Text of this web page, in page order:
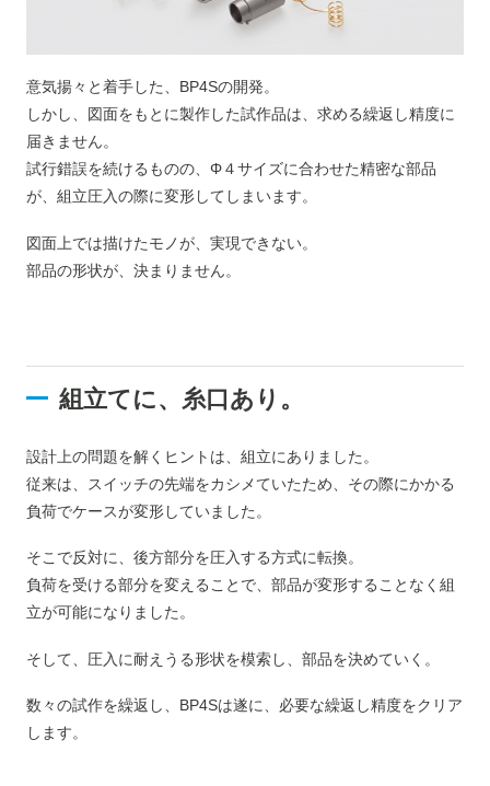
意気揚々と着手した、BP4Sの開発。
しかし、図面をもとに製作した試作品は、求める繰返し精度に
届きません。
試行錯誤を続けるものの、Φ４サイズに合わせた精密な部品
が、組立圧入の際に変形してしまいます。
図面上では描けたモノが、実現できない。
部品の形状が、決まりません。
組立てに、糸口あり。
設計上の問題を解くヒントは、組立にありました。
従来は、スイッチの先端をカシメていたため、その際にかかる
負荷でケースが変形していました。
そこで反対に、後方部分を圧入する方式に転換。
負荷を受ける部分を変えることで、部品が変形することなく組
立が可能になりました。
そして、圧入に耐えうる形状を模索し、部品を決めていく。
数々の試作を繰返し、BP4Sは遂に、必要な繰返し精度をクリア
します。